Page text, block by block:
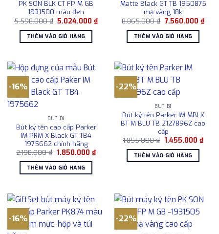
PK SON BLK CT FP M GB
1931500 màu đen
5.598.000₫ Giá
là:
5.598.000 ₫.
5.024.000₫Giá
hiện
5.024.000 ₫.
THÊM VÀO GIỎ HÀNG
Matte Black GT TB 1950875
mạ vàng 18k
8.865.000₫ Giá
là:
8.865.000 ₫.
7.560.000 ₫Giá
hiện
THÊM VÀO GIỎ HÀNG
-16%
BÚT BI
Bút ký tên cao cấp Parker
IM PRM X Black GT TB4
1975662 chính hãng
2.198.000₫ Giá
là:
2.198.000 ₫.
1.850.000 ₫Giá
hiện
THÊM VÀO GIỎ HÀNG
-22%
BÚT BI
Bút ký tên Parker IM MBLK
BT M BLU TB 2127896Z cao
cấp
1.855.000₫ Giá
là:
1.855.000 ₫.
1.455.000 ₫Giá
hiện
THÊM VÀO GIỎ HÀNG
-16% -22%